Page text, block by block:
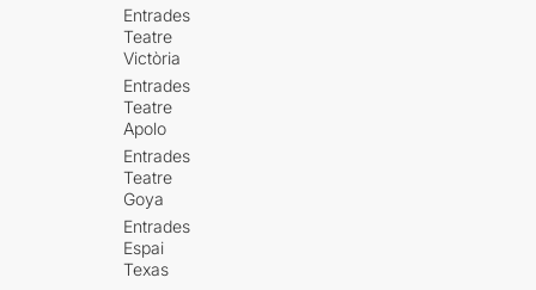
Entrades
Teatre
Victòria
Entrades
Teatre
Apolo
Entrades
Teatre
Goya
Entrades
Espai
Texas